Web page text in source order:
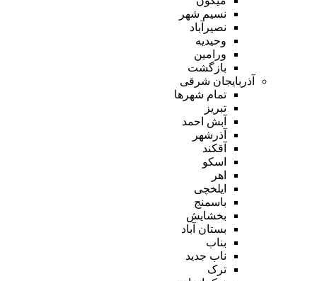
نسیم شهر
نصیرآباد
وحیدیه
ورامین
بازگشت
آذربایجان شرقی
تمام شهر‌ها
تبریز
آبش احمد
آذرشهر
آقکند
اسکو
اهر
ایلخچی
باسمنج
بخشایش
بستان آباد
بناب
ناب جدید
ترک